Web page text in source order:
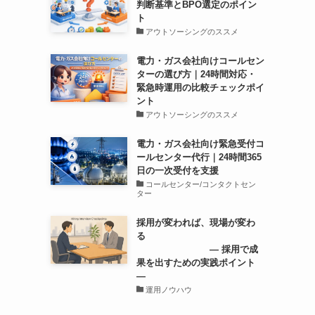
判断基準とBPO選定のポイン
ト
アウトソーシングのススメ
電力・ガス会社向けコールセン
ターの選び方｜24時間対応・
緊急時運用の比較チェックポイ
ント
アウトソーシングのススメ
電力・ガス会社向け緊急受付コ
ールセンター代行｜24時間365
日の一次受付を支援
コールセンター/コンタクトセン
ター
採用が変われば、現場が変わ
る
― 採用で成
果を出すための実践ポイント
―
運用ノウハウ